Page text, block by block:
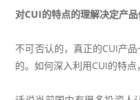
对CUI的特点的理解决定产
不可否认的，真正的CUI产
的。如何深入利用CUI的特点